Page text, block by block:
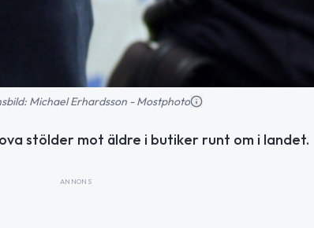
Michael Erhardsson - Mostphoto
stölder mot äldre i butiker runt om i landet.
ANNONS